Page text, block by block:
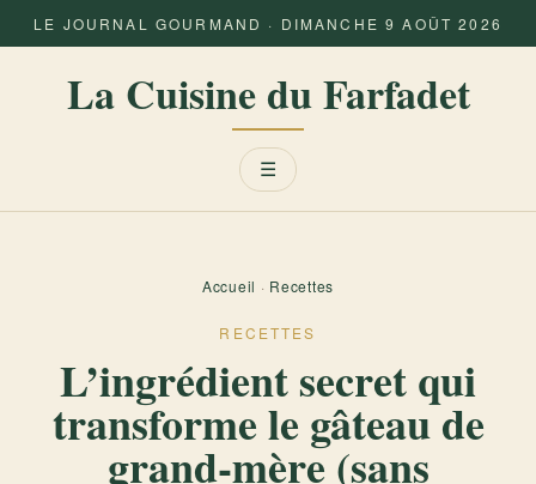
LE JOURNAL GOURMAND · DIMANCHE 9 AOÛT 2026
La Cuisine du Farfadet
Menu
☰
Accueil · Recettes
RECETTES
L’ingrédient secret qui
transforme le gâteau de
grand-mère (sans